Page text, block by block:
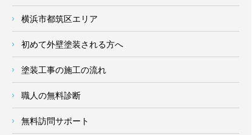
横浜市都筑区エリア
初めて外壁塗装される方へ
塗装工事の施工の流れ
職人の無料診断
無料訪問サポート